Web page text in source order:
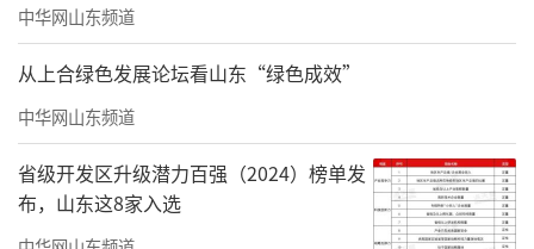
中华网山东频道
从上合绿色发展论坛看山东“绿色成效”
中华网山东频道
省级开发区升级潜力百强（2024）榜单发
布，山东这8家入选